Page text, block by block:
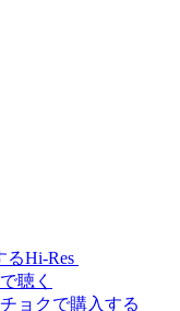
Hi-Res